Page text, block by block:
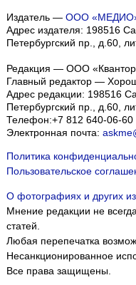
Издатель — ООО
Адрес издателя: 198516
Петербургский пр., д.60,
Редакция — ООО
Главный редактор —
Адрес редакции: 198516
Петербургский пр., д.60,
Телефон:+7 812 640-06-60
Электронная почта:
Политика
Пользовательское
О фотографиях и других
Мнение редакции не
статей.
Любая перепечатка
Несанкционированное
Все права защищены.